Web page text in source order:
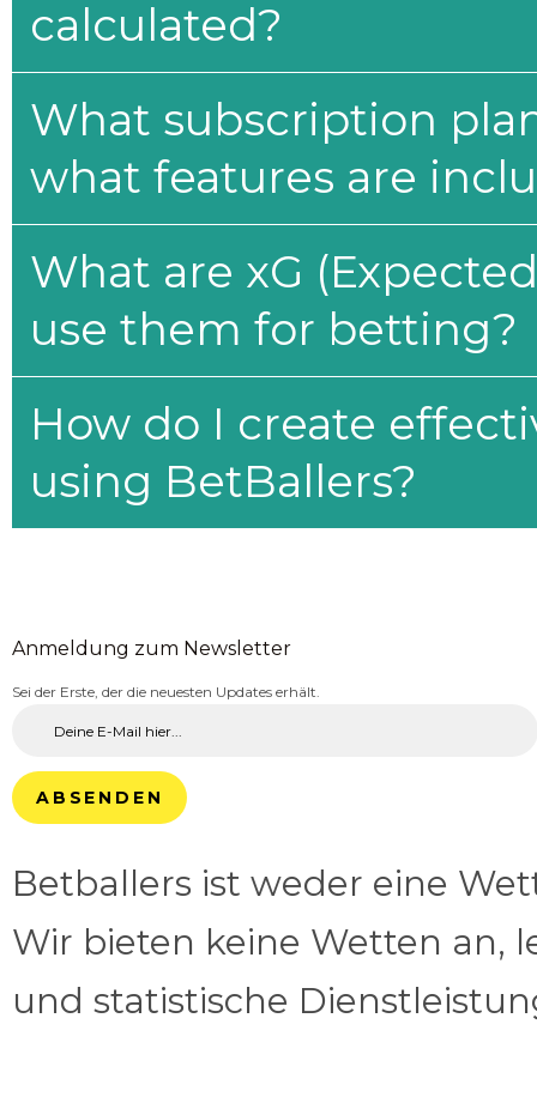
calculated?
What subscription
what features are
What are xG
use them for betting?
How do I create
using BetBallers?
Anmeldung zum Newsletter
Sei der Erste, der die neuesten Updates erhält.
ABSENDEN
Betballers ist weder eine
Wir bieten keine Wetten an,
und statistische